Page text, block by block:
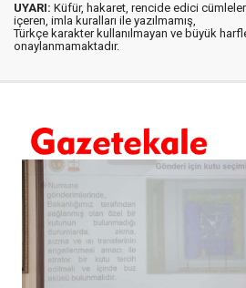
UYARI: Küfür, hakaret, rencide edici cümleler
içeren, imla kuralları ile yazılmamış,
Türkçe karakter kullanılmayan ve büyük
onaylanmamaktadır.